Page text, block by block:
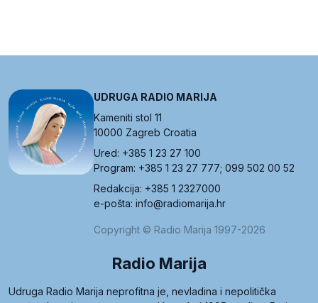
UDRUGA RADIO MARIJA
Kameniti stol 11
10000 Zagreb Croatia
Ured: +385 1 23 27 100
Program: +385 1 23 27 777; 099 502 00 52
Redakcija: +385 1 2327000
e-pošta: info@radiomarija.hr
Copyright © Radio Marija 1997-2026
Radio Marija
Udruga Radio Marija neprofitna je, nevladina i nepolitička